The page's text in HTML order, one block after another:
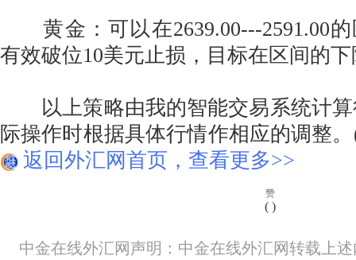
黄金：可以在2639.00---2591.00
有效破位10美元止损，目标在区间的
以上策略由我的智能交易系统计算
际操作时根据具体行情作相应的调整
返回外汇网首页，查看更多>>
赞
( )
中金在线外汇网声明：中金在线外汇网转载上